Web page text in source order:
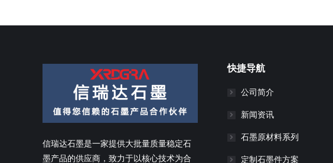
信瑞达石墨是一家提供大批量质量稳定石
墨产品的供应商，致力于以核心技术为合
快捷导航
公司简介
新闻资讯
石墨原材料系列
定制石墨件方案